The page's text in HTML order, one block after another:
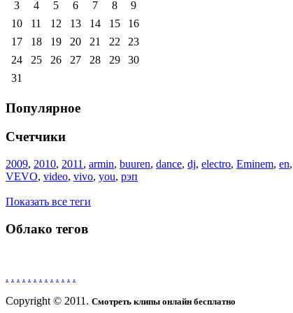
3
4 5 6 7 8
9
10
11 12 13 14 15
16
17
18 19 20 21 22
23
24
25 26 27 28 29
30
31
Популярное
Счетчики
2009, 2010, 2011 , armin, buuren, dance, dj, electro, Eminem, en,
VEVO, video, vivo, you, рэп
Показать все теги
Облако тегов
. . . . . . . . . . . . .
Copyright © 2011. Смотреть клипы онлайн бесплатно